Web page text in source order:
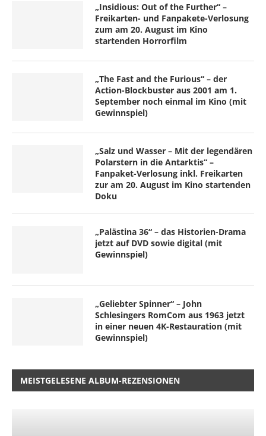
„Insidious: Out of the Further“ –
Freikarten- und Fanpakete-Verlosung
zum am 20. August im Kino
startenden Horrorfilm
„The Fast and the Furious“ – der
Action-Blockbuster aus 2001 am 1.
September noch einmal im Kino (mit
Gewinnspiel)
„Salz und Wasser – Mit der legendären
Polarstern in die Antarktis“ –
Fanpaket-Verlosung inkl. Freikarten
zur am 20. August im Kino startenden
Doku
„Palästina 36“ – das Historien-Drama
jetzt auf DVD sowie digital (mit
Gewinnspiel)
„Geliebter Spinner“ – John
Schlesingers RomCom aus 1963 jetzt
in einer neuen 4K-Restauration (mit
Gewinnspiel)
MEISTGELESENE ALBUM-REZENSIONEN